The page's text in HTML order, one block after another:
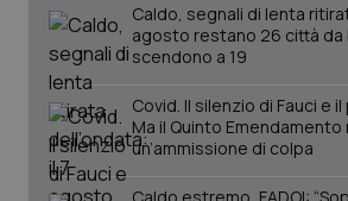
Caldo, segnali di lenta
agosto restano 26 città da
scendono a 19
Covid. Il silenzio di Fauci e
Ma il Quinto Emendamento
un’ammissione di colpa